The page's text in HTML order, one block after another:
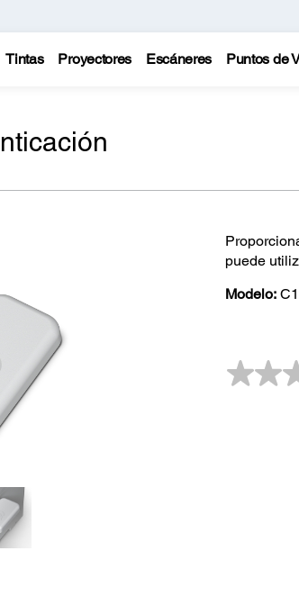
Tintas Proyectores Escáneres Puntos de
puede
Modelo: